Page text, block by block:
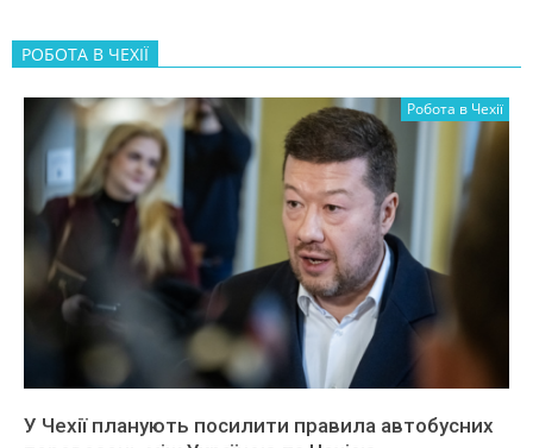
РОБОТА В ЧЕХІЇ
Робота в Чехії
У Чехії планують посилити правила автобусних